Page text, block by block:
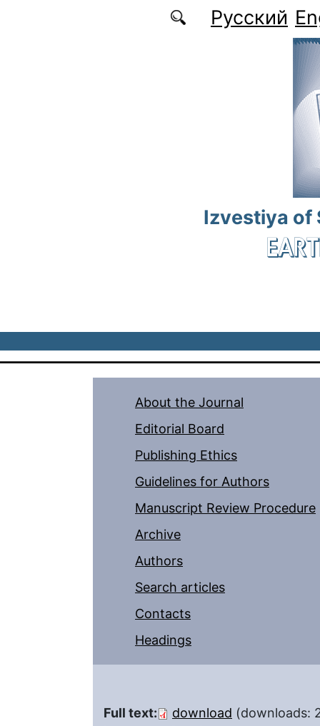
Русский
Izvestiya of
About the Journal
Editorial Board
Publishing Ethics
Guidelines for Authors
Manuscript Review Procedure
Archive
Authors
Search articles
Contacts
Headings
Full text: download (downloads: